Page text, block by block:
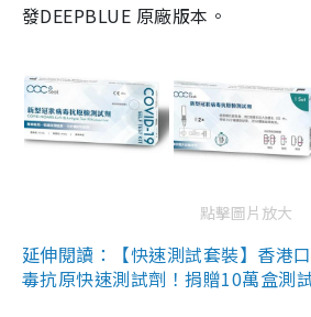
發DEEPBLUE 原廠版本。
點擊圖片放大
延伸閱讀：【快速測試套裝】香港
毒抗原快速測試劑！捐贈10萬盒測